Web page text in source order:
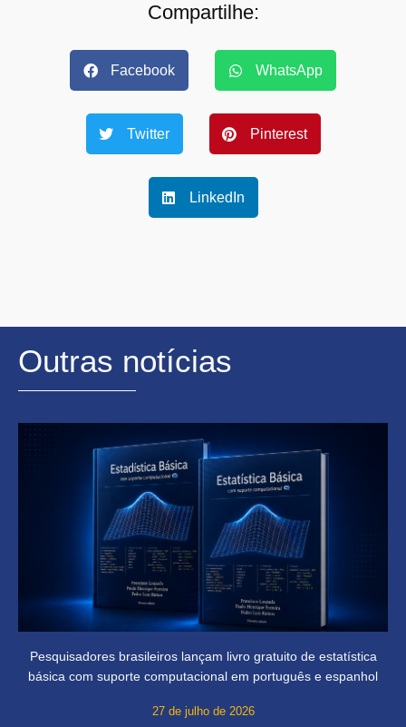
Compartilhe:
Facebook WhatsApp
Twitter Pinterest
LinkedIn
Outras notícias
Pesquisadores brasileiros lançam livro gratuito de estatística
básica com suporte computacional em português e espanhol
27 de julho de 2026